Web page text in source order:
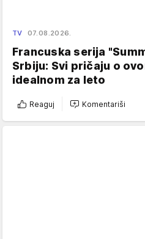
TV 07.08.2026.
Francuska serija
Srbiju: Svi pričaju o
idealnom za leto
Reaguj Komentariši